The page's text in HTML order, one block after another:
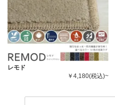
レモド
￥4,180(税込)~